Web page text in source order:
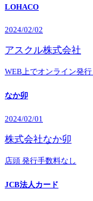
LOHACO
2024/02/02
アスクル株式会社
WEB上でオンライン発行
なか卯
2024/02/01
株式会社なか卯
店頭 発行手数料なし
JCB法人カード